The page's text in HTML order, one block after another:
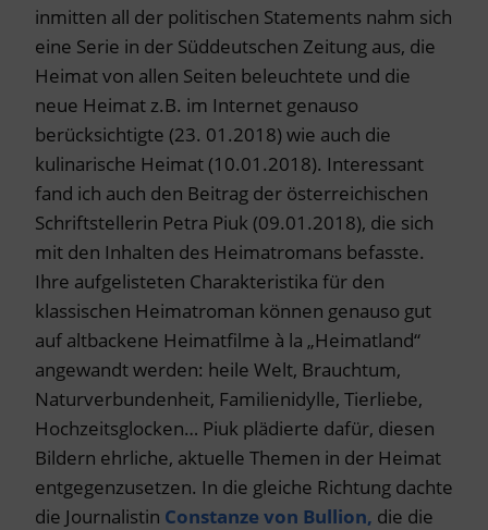
inmitten all der politischen Statements nahm sich
eine Serie in der Süddeutschen Zeitung aus, die
Heimat von allen Seiten beleuchtete und die
neue Heimat z.B. im Internet genauso
berücksichtigte (23. 01.2018) wie auch die
kulinarische Heimat (10.01.2018). Interessant
fand ich auch den Beitrag der österreichischen
Schriftstellerin Petra Piuk (09.01.2018), die sich
mit den Inhalten des Heimatromans befasste.
Ihre aufgelisteten Charakteristika für den
klassischen Heimatroman können genauso gut
auf altbackene Heimatfilme à la „Heimatland“
angewandt werden: heile Welt, Brauchtum,
Naturverbundenheit, Familienidylle, Tierliebe,
Hochzeitsglocken… Piuk plädierte dafür, diesen
Bildern ehrliche, aktuelle Themen in der Heimat
entgegenzusetzen. In die gleiche Richtung dachte
die Journalistin Constanze von Bullion, die die